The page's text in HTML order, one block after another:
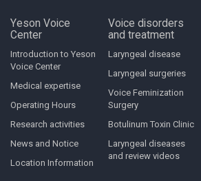
Yeson Voice
Center
Introduction to Yeson
Voice Center
Medical expertise
Operating Hours
Research activities
News and Notice
Location Information
Voice disorders
and treatment
Laryngeal disease
Laryngeal surgeries
Voice Feminization
Surgery
Botulinum Toxin Clinic
Laryngeal diseases
and review videos